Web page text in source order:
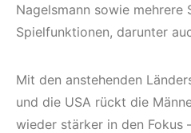
Nagelsmann sowie mehrere
Spielfunktionen, darunter
Mit den anstehenden
und die USA rückt die
wieder stärker in den Fokus